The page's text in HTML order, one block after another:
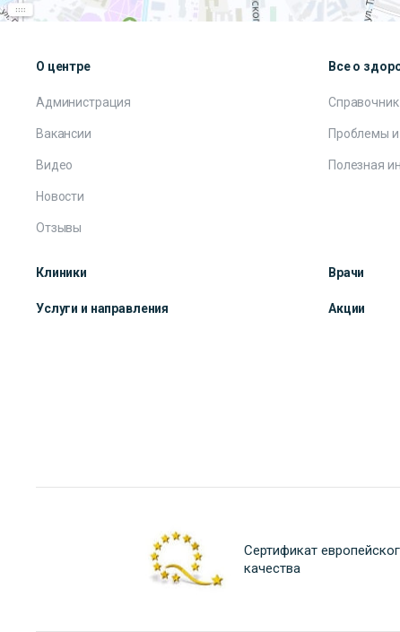
О центре
Администрация
Вакансии
Видео
Новости
Отзывы
Все о
Проблемы
Полезная
Клиники Врачи
Услуги и направления Акции
Сертификат
качества